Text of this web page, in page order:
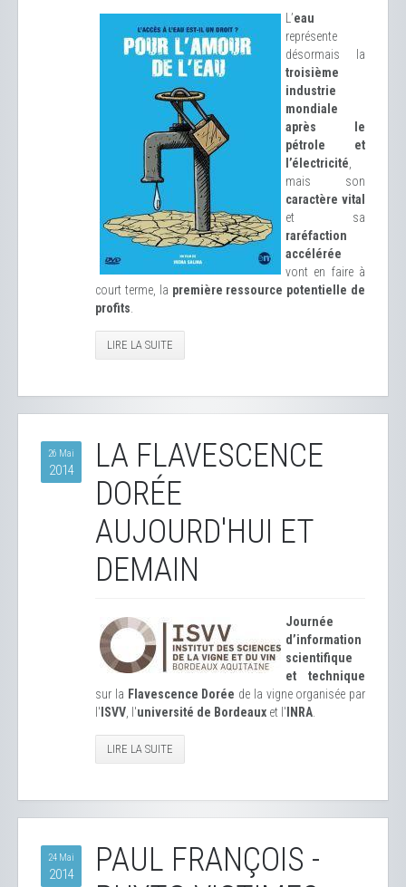
L’eau
représente
désormais la
troisième
industrie
mondiale
après le
pétrole et
l’électricité
mais son
caractère vital
et sa
raréfaction
accélérée
vont en faire à
court terme, la première ressource potentielle de
profits
LIRE LA SUITE
26 Mai
2014
LA FLAVESCENCE
DORÉE
AUJOURD'HUI ET
DEMAIN
Journée
d’information
scientifique
et technique
sur la Flavescence Dorée de la vigne organisée par
l' ISVV , l'université de Bordeaux et l' INRA
LIRE LA SUITE
24 Mai
2014
PAUL FRANÇOIS -